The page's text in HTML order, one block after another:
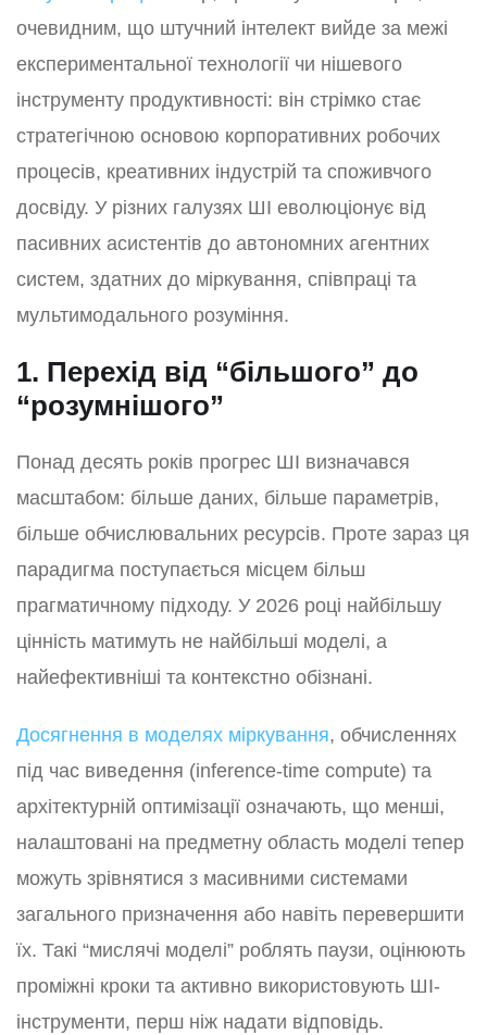
очевидним, що штучний інтелект вийде за межі
експериментальної технології чи нішевого
інструменту продуктивності: він стрімко стає
стратегічною основою корпоративних робочих
процесів, креативних індустрій та споживчого
досвіду. У різних галузях ШІ еволюціонує від
пасивних асистентів до автономних агентних
систем, здатних до міркування, співпраці та
мультимодального розуміння.
1. Перехід від “більшого” до
“розумнішого”
Понад десять років прогрес ШІ визначався
масштабом: більше даних, більше параметрів,
більше обчислювальних ресурсів. Проте зараз ця
парадигма поступається місцем більш
прагматичному підходу. У 2026 році найбільшу
цінність матимуть не найбільші моделі, а
найефективніші та контекстно обізнані.
Досягнення в моделях міркування, обчисленнях
під час виведення (inference-time compute) та
архітектурній оптимізації означають, що менші,
налаштовані на предметну область моделі тепер
можуть зрівнятися з масивними системами
загального призначення або навіть перевершити
їх. Такі “мислячі моделі” роблять паузи, оцінюють
проміжні кроки та активно використовують ШІ-
інструменти, перш ніж надати відповідь.